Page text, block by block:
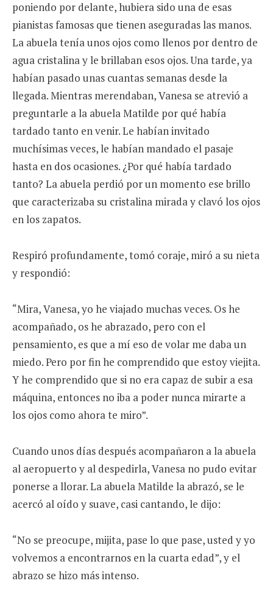
poniendo por delante, hubiera sido una de esas
pianistas famosas que tienen aseguradas las manos.
La abuela tenía unos ojos como llenos por dentro de
agua cristalina y le brillaban esos ojos. Una tarde, ya
habían pasado unas cuantas semanas desde la
llegada. Mientras merendaban, Vanesa se atrevió a
preguntarle a la abuela Matilde por qué había
tardado tanto en venir. Le habían invitado
muchísimas veces, le habían mandado el pasaje
hasta en dos ocasiones. ¿Por qué había tardado
tanto? La abuela perdió por un momento ese brillo
que caracterizaba su cristalina mirada y clavó los ojos
en los zapatos.
Respiró profundamente, tomó coraje, miró a su nieta
y respondió:
“Mira, Vanesa, yo he viajado muchas veces. Os he
acompañado, os he abrazado, pero con el
pensamiento, es que a mí eso de volar me daba un
miedo. Pero por fin he comprendido que estoy viejita.
Y he comprendido que si no era capaz de subir a esa
máquina, entonces no iba a poder nunca mirarte a
los ojos como ahora te miro”.
Cuando unos días después acompañaron a la abuela
al aeropuerto y al despedirla, Vanesa no pudo evitar
ponerse a llorar. La abuela Matilde la abrazó, se le
acercó al oído y suave, casi cantando, le dijo:
“No se preocupe, mijita, pase lo que pase, usted y yo
volvemos a encontrarnos en la cuarta edad”, y el
abrazo se hizo más intenso.